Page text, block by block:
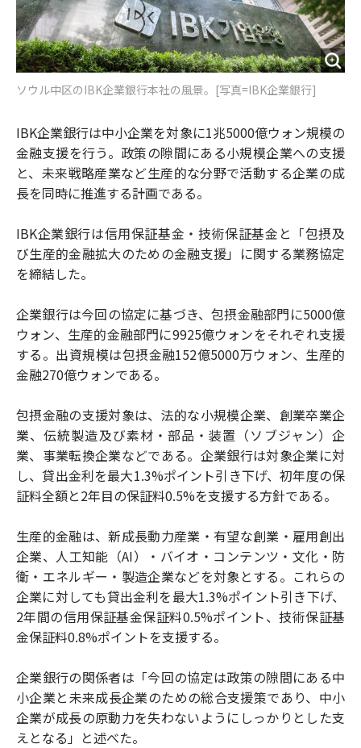
ソウル中区のIBK企業銀行本社の風景。[写真=IBK企業銀行]
IBK企業銀行は中小企業を対象に1兆5000億ウォン規模の
金融支援を行う。政策の隙間にある小規模企業への支援
と、未来戦略産業など生産的な分野で活動する企業の成
長を同時に推進する計画である。
IBK企業銀行は信用保証基金・技術保証基金と「包摂及
び生産的金融拡大のための金融支援」に関する業務協定
を締結した。
企業銀行は今回の協定に基づき、包摂金融部門に5000億
ウォン、生産的金融部門に9925億ウォンをそれぞれ支援
する。出資規模は包摂金融152億5000万ウォン、生産的
金融270億ウォンである。
包摂金融の支援対象は、法的な小規模企業、創業卒業企
業、伝統製造及び素材・部品・装置（ソブジャン）企
業、事業転換企業などである。企業銀行は対象企業に対
し、貸出金利を最大1.3%ポイント引き下げ、初年度の保
証料全額と2年目の保証料0.5%を支援する方針である。
生産的金融は、新成長動力産業・有望な創業・雇用創出
企業、人工知能（AI）・バイオ・コンテンツ・文化・防
衛・エネルギー・製造企業などを対象とする。これらの
企業に対しても貸出金利を最大1.3%ポイント引き下げ、
2年間の信用保証基金保証料0.5%ポイント、技術保証基
金保証料0.8%ポイントを支援する。
企業銀行の関係者は「今回の協定は政策の隙間にある中
小企業と未来成長企業のための総合支援策であり、中小
企業が成長の原動力を失わないようにしっかりとした支
えとなる」と述べた。